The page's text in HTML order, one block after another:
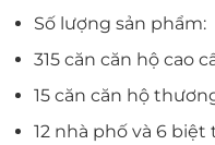
Số lượng sản phẩm:
315 căn căn hộ cao
15 căn căn hộ
12 nhà phố và 6